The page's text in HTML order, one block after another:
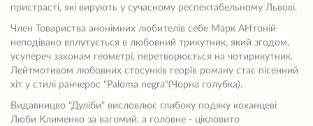
пристрасті, які вирують у сучасному респектабельному Львові.
Член Товариства анонімних любителів себе Марк АНтоній
неподівано вплутується в любовний трикутник, який згодом,
усупереч законам геометрі, перетворюється на чотирикутник.
Лейтмотивом любовних стосунків георїв роману стає пісенний
хіт у стилі ранчерос "Paloma negra"(Чорна голубка).
Видавницво "Дуліби" висловлює глибоку подяку коханцеві
Люби Клименко за вагомий, а головне - цікловито